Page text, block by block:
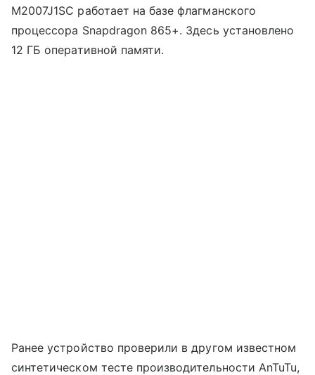
M2007J1SC работает на базе флагманского
процессора Snapdragon 865+. Здесь установлено
12 ГБ оперативной памяти.
Ранее устройство проверили в другом известном
синтетическом тесте производительности AnTuTu,